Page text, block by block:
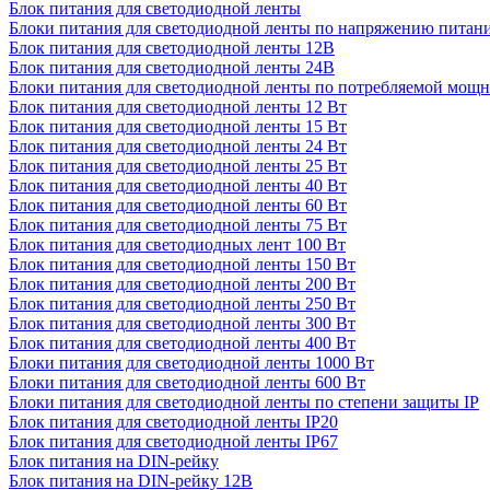
Блок питания для светодиодной ленты
Блоки питания для светодиодной ленты по напряжению
Блок питания для светодиодной ленты 12В
Блок питания для светодиодной ленты 24В
Блоки питания для светодиодной ленты по потребляемой
Блок питания для светодиодной ленты 12 Вт
Блок питания для светодиодной ленты 15 Вт
Блок питания для светодиодной ленты 24 Вт
Блок питания для светодиодной ленты 25 Вт
Блок питания для светодиодной ленты 40 Вт
Блок питания для светодиодной ленты 60 Вт
Блок питания для светодиодной ленты 75 Вт
Блок питания для светодиодных лент 100 Вт
Блок питания для светодиодной ленты 150 Вт
Блок питания для светодиодной ленты 200 Вт
Блок питания для светодиодной ленты 250 Вт
Блок питания для светодиодной ленты 300 Вт
Блок питания для светодиодной ленты 400 Вт
Блоки питания для светодиодной ленты 1000 Вт
Блоки питания для светодиодной ленты 600 Вт
Блоки питания для светодиодной ленты по степени защиты IP
Блок питания для светодиодной ленты IP20
Блок питания для светодиодной ленты IP67
Блок питания на DIN-рейку
Блок питания на DIN-рейку 12В